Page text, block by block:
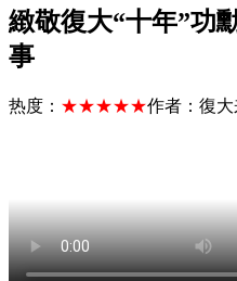
緻敬復大“十年”
事
热度： ★★★★★作者： 復大